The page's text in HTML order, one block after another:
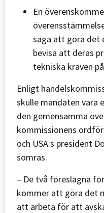
En
säga att göra det
bevisa att deras
tekniska kraven
Enligt
skulle mandaten vara
den gemensamma
kommissionens
och USA:s president
somras.
– De två föreslagna
kommer att göra det
att arbeta för att